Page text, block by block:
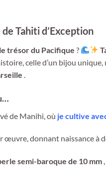
Tahiti d’Exception
trésor du Pacifique ?
celle d’un bijou unique,
.
de Manihi, où je cultive
œuvre, donnant naissance à
semi-baroque de 10 mm,